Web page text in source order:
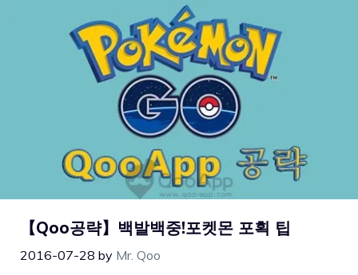
【Qoo공략】백발백중!포켓몬 포획 팁
2016-07-28 by Mr. Qoo